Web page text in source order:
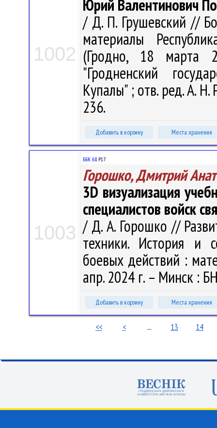
1002
Юрий Валентинович
/ Д. П. Грушевский //
материалы
(Гродно, 18 марта
"Гродненский
Купалы" ; отв. ред. А.
236.
Добавить в корзину Места хранения
1003
ББК 68.Р17
Горошко, Дмитрий
3D визуализация
специалистов войск
/ Д. А. Горошко //
техники. История и
боевых действий :
апр. 2024 г. – Минск :
Добавить в корзину Места хранения
<< < ... 13 14